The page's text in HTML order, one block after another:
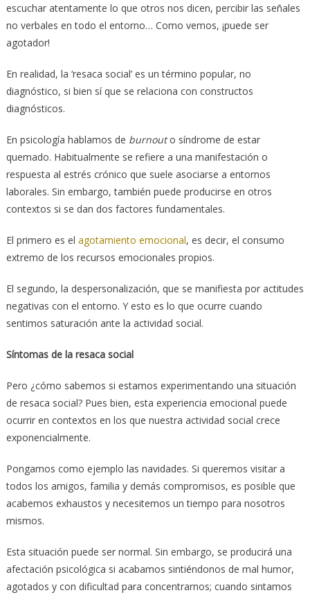
escuchar atentamente lo que otros nos dicen, percibir las señales
no verbales en todo el entorno… Como vemos, ¡puede ser
agotador!
En realidad, la ‘resaca social’ es un término popular, no
diagnóstico, si bien sí que se relaciona con constructos
diagnósticos.
En psicología hablamos de burnouto síndrome de estar
quemado. Habitualmente se refiere a una manifestación o
respuesta al estrés crónico que suele asociarse a entornos
laborales. Sin embargo, también puede producirse en otros
contextos si se dan dos factores fundamentales.
El primero es el agotamiento emocional, es decir, el consumo
extremo de los recursos emocionales propios.
El segundo, la despersonalización, que se manifiesta por actitudes
negativas con el entorno. Y esto es lo que ocurre cuando
sentimos saturación ante la actividad social.
Síntomas de la resaca social
Pero ¿cómo sabemos si estamos experimentando una situación
de resaca social? Pues bien, esta experiencia emocional puede
ocurrir en contextos en los que nuestra actividad social crece
exponencialmente.
Pongamos como ejemplo las navidades. Si queremos visitar a
todos los amigos, familia y demás compromisos, es posible que
acabemos exhaustos y necesitemos un tiempo para nosotros
mismos.
Esta situación puede ser normal. Sin embargo, se producirá una
afectación psicológica si acabamos sintiéndonos de mal humor,
agotados y con dificultad para concentrarnos; cuando sintamos